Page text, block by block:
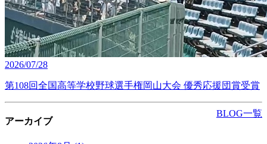
2026/07/28
第108回全国高等学校野球選手権岡山大会 優秀応援団賞受賞
BLOG一覧
アーカイブ